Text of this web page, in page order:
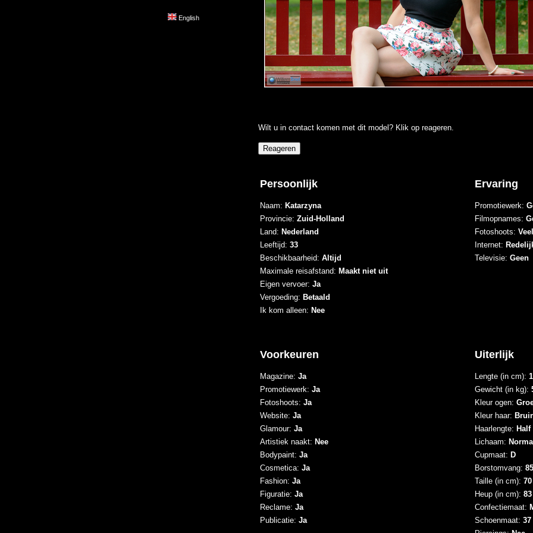
English
Wilt u in contact komen met dit model? Klik op reageren.
Persoonlijk
Naam: Katarzyna
Provincie: Zuid-Holland
Land: Nederland
Leeftijd: 33
Beschikbaarheid: Altijd
Maximale reisafstand: Maakt niet uit
Eigen vervoer: Ja
Vergoeding: Betaald
Ik kom alleen: Nee
Ervaring
Promotiewerk:
Filmopnames:
Fotoshoots: Veel
Internet:
Televisie: Geen
Voorkeuren
Magazine: Ja
Promotiewerk: Ja
Fotoshoots: Ja
Website: Ja
Glamour: Ja
Artistiek naakt: Nee
Bodypaint: Ja
Cosmetica: Ja
Fashion: Ja
Figuratie: Ja
Reclame: Ja
Publicatie: Ja
Uiterlijk
Lengte (in cm):
Gewicht (in kg):
Kleur ogen:
Kleur haar:
Haarlengte:
Lichaam:
Cupmaat: D
Borstomvang: 85
Taille (in cm): 70
Heup (in cm): 83
Confectiemaat:
Schoenmaat: 37